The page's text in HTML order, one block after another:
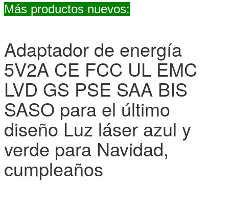
Más productos nuevos:
Adaptador de energía
5V2A CE FCC UL EMC
LVD GS PSE SAA BIS
SASO para el último
diseño Luz láser azul y
verde para Navidad,
cumpleaños